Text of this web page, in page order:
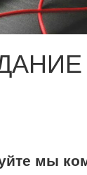
мы